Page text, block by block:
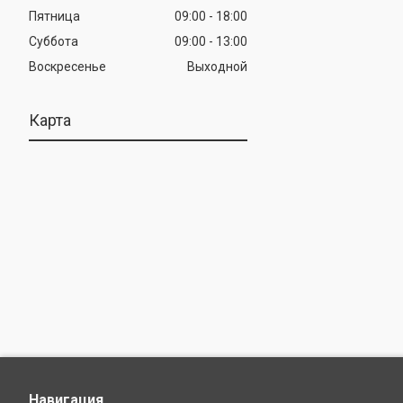
Пятница
09:00
18:00
Суббота
09:00
13:00
Воскресенье
Выходной
Карта